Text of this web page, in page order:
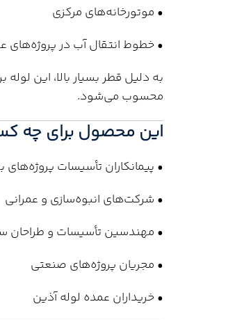
• موتورخانه‌های مرکزی
• خطوط انتقال آب در پروژه‌های
به دلیل قطر بسیار بالا، این
محسوب می‌شود.
این محصول برای چه
• پیمانکاران تأسیسات پروژه‌های
• شرکت‌های انبوه‌سازی و عمرانی
• مهندسین تأسیسات و طراحان
• مجریان پروژه‌های صنعتی
• خریداران عمده لوله آذین